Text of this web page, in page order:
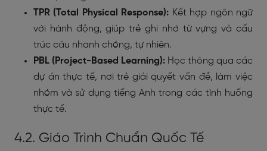
TPR (Total Physical Response): Kết hợp ngôn ngữ
với hành động, giúp trẻ ghi nhớ từ vựng và cấu
trúc câu nhanh chóng, tự nhiên.
PBL (Project-Based Learning): Học thông qua các
dự án thực tế, nơi trẻ giải quyết vấn đề, làm việc
nhóm và sử dụng tiếng Anh trong các tình huống
thực tế.
4.2. Giáo Trình Chuẩn Quốc Tế